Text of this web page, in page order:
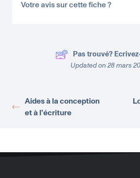
Votre avis sur cette fiche ?
Pas trouvé?
Updated on 28 mars
Aides à la conception
et à l’écriture